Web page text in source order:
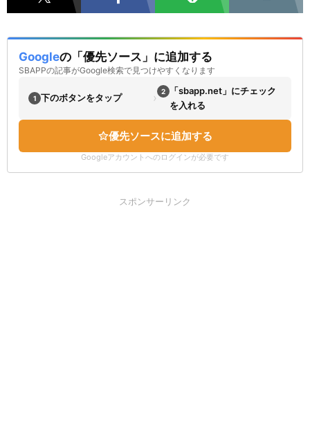
Googleの「優先ソース」に追加する
SBAPPの記事がGoogle検索で見つけやすくなります
1 下のボタンをタップ › 2
「sbapp.net」にチェック
を入れる
優先ソースに追加する
Googleアカウントへのログインが必要です
スポンサーリンク